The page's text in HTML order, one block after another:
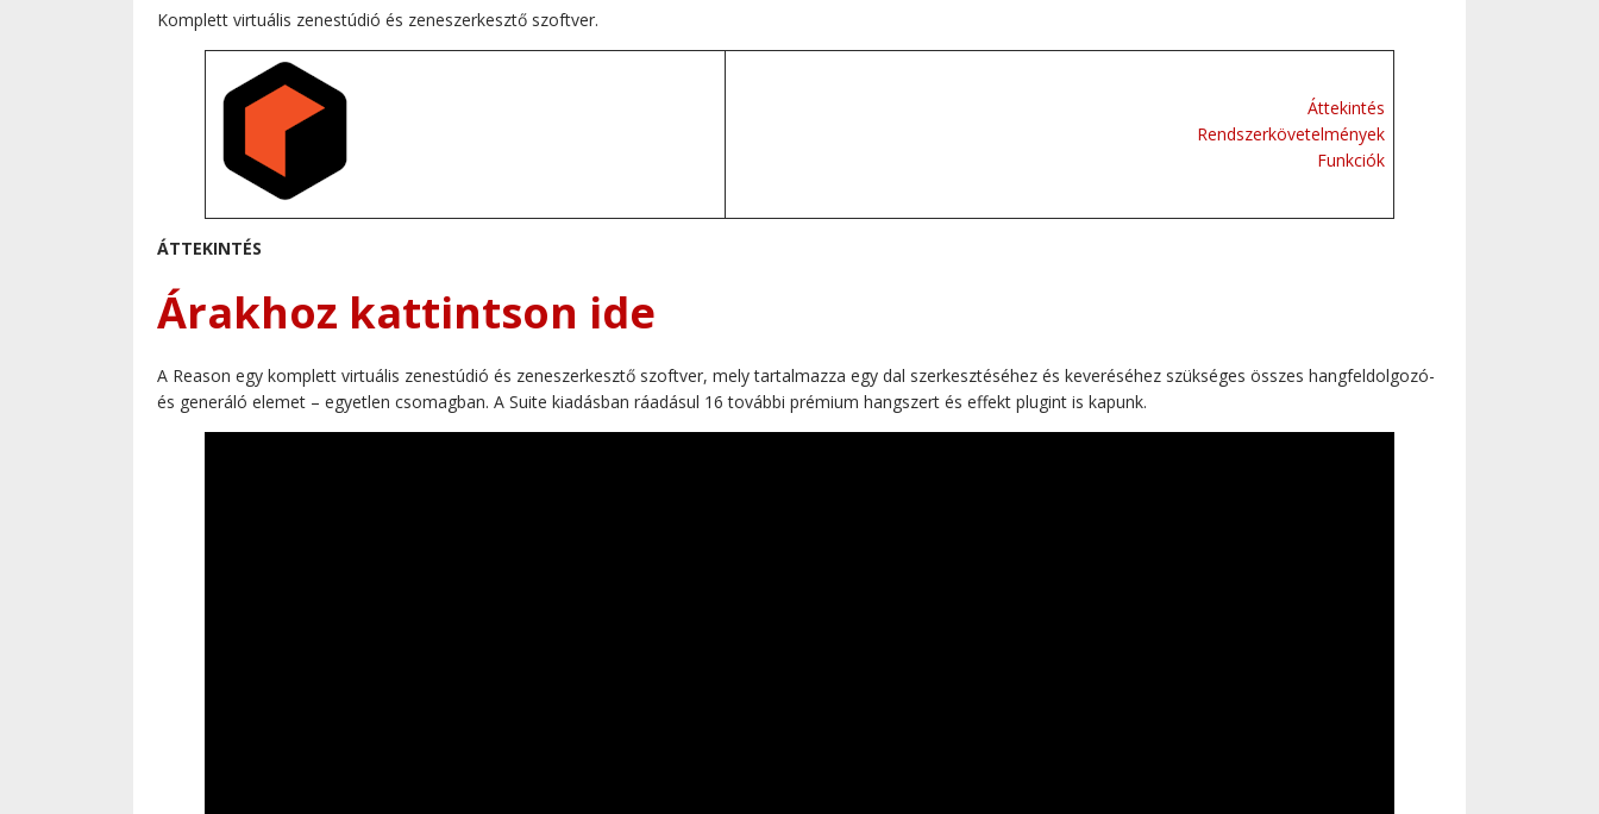
Komplett virtuális zenestúdió és zeneszerkesztő szoftver.
Áttekintés
Rendszerkövetelmények
Funkciók
ÁTTEKINTÉS
Árakhoz kattintson ide
A Reason egy komplett virtuális zenestúdió és zeneszerkesztő szoftver, mely tartalmazza egy dal szerkesztéséhez és keveréséhez szükséges összes hangfeldolgozó-
és generáló elemet – egyetlen csomagban. A Suite kiadásban ráadásul 16 további prémium hangszert és effekt plugint is kapunk.